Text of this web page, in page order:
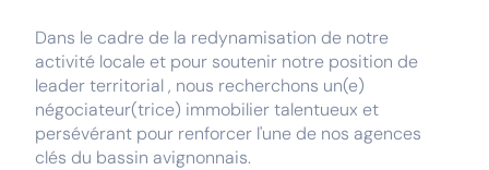
Dans le cadre de la redynamisation de notre
activité locale et pour soutenir notre position de
leader territorial , nous recherchons un(e)
négociateur(trice) immobilier talentueux et
persévérant pour renforcer l'une de nos agences
clés du bassin avignonnais.